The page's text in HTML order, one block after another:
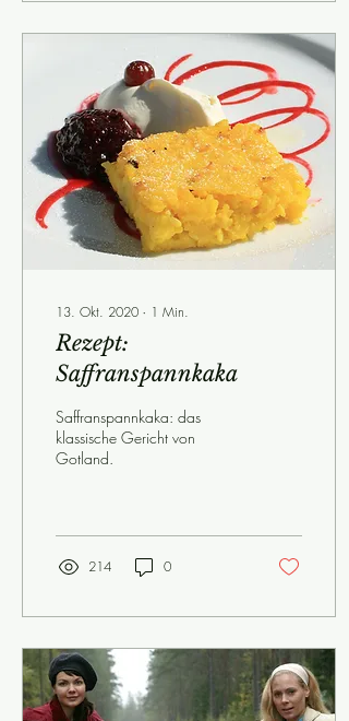
13. Okt. 2020 ∙ 1 Min.
Rezept:
Saffranspannkaka
Saffranspannkaka: das
klassische Gericht von
Gotland.
214 0